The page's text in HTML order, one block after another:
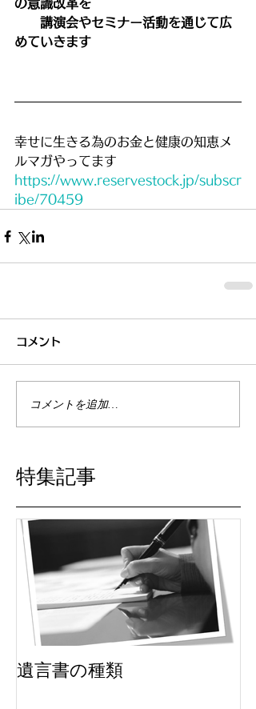
の意識改革を
講演会やセミナー活動を通じて広
めていきます
幸せに生きる為のお金と健康の知恵メ
ルマガやってます
https://www.reservestock.jp/subscr
ibe/70459
コメント
コメントを追加…
特集記事
遺言書の種類